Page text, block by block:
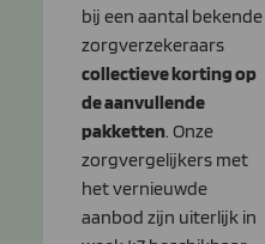
bij een aantal bekende
zorgverzekeraars
collectieve korting op
de aanvullende
pakketten. Onze
zorgvergelijkers met
het vernieuwde
aanbod zijn uiterlijk in